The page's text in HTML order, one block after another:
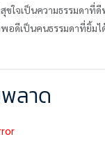
ขใจเป็นความธรรมดาที่
อดีเป็นคนธรรมดาที่ยิ้มไ
ลาด